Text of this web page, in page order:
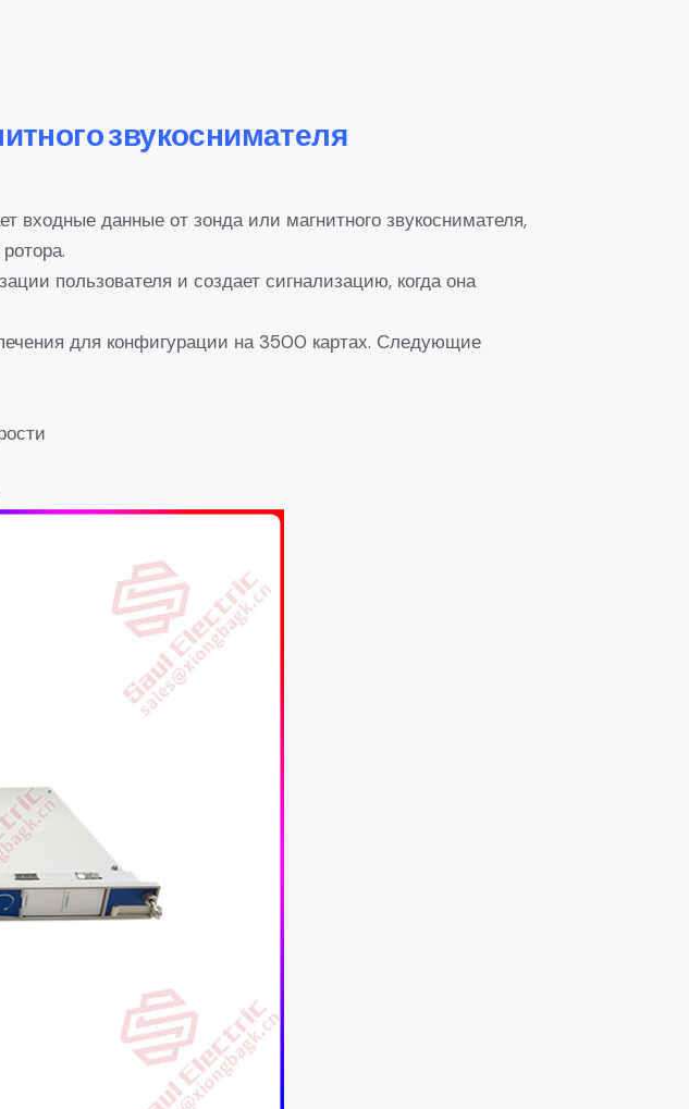
звукоснимателя
данные от зонда или магнитного звукоснимателя,
пользователя и создает сигнализацию, когда она
для конфигурации на 3500 картах. Следующие